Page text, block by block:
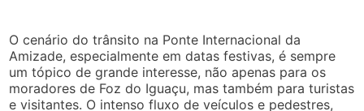
O cenário do trânsito na Ponte Internacional da
Amizade, especialmente em datas festivas, é sempre
um tópico de grande interesse, não apenas para os
moradores de Foz do Iguaçu, mas também para turistas
e visitantes. O intenso fluxo de veículos e pedestres,